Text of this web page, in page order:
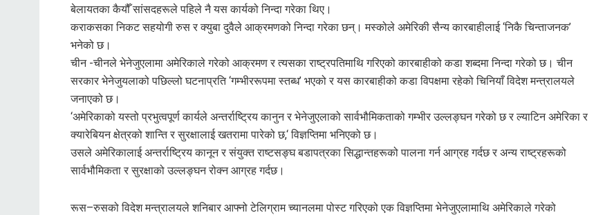
बेलायतका कैयौँ सांसदहरूले पहिले नै यस कार्यको निन्दा गरेका थिए।
कराकसका निकट सहयोगी रुस र क्युबा दुवैले आक्रमणको निन्दा गरेका छन्। मस्कोले अमेरिकी सैन्य कारबाहीलाई ‘निकै चिन्ताजनक’
भनेको छ।
चीन -चीनले भेनेजुएलामा अमेरिकाले गरेको आक्रमण र त्यसका राष्ट्रपतिमाथि गरिएको कारबाहीको कडा शब्दमा निन्दा गरेको छ। चीन
सरकार भेनेजुयलाको पछिल्लो घटनाप्रति ‘गम्भीररूपमा स्तब्ध’ भएको र यस कारबाहीको कडा विपक्षमा रहेको चिनियाँ विदेश मन्त्रालयले
जनाएको छ।
‘अमेरिकाको यस्तो प्रभुत्वपूर्ण कार्यले अन्तर्राष्ट्रिय कानुन र भेनेजुएलाको सार्वभौमिकताको गम्भीर उल्लङ्घन गरेको छ र ल्याटिन अमेरिका र
क्यारेबियन क्षेत्रको शान्ति र सुरक्षालाई खतरामा पारेको छ,‘ विज्ञप्तिमा भनिएको छ।
उसले अमेरिकालाई अन्तर्राष्ट्रिय कानून र संयुक्त राष्टसङ्घ बडापत्रका सिद्धान्तहरूको पालना गर्न आग्रह गर्दछ र अन्य राष्ट्रहरूको
सार्वभौमिकता र सुरक्षाको उल्लङ्घन रोक्न आग्रह गर्दछ।
रूस–रुसको विदेश मन्त्रालयले शनिबार आफ्नो टेलिग्राम च्यानलमा पोस्ट गरिएको एक विज्ञप्तिमा भेनेजुएलामाथि अमेरिकाले गरेको